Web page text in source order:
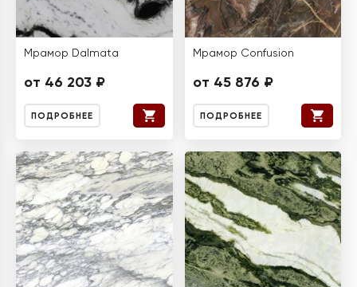
Мрамор Dalmata
от 46 203 ₽
ПОДРОБНЕЕ
Мрамор Confusion
от 45 876 ₽
ПОДРОБНЕЕ